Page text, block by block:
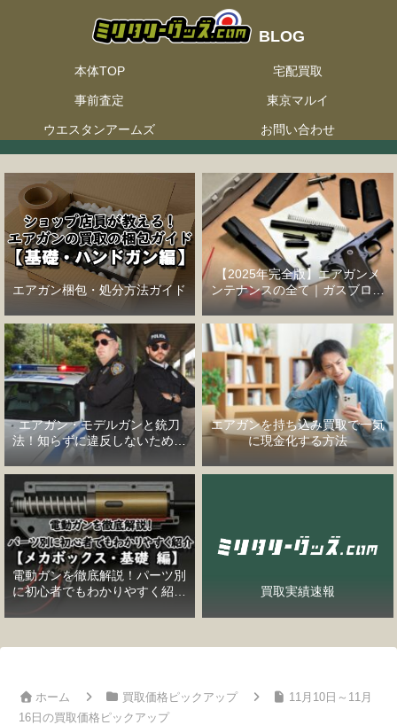
本体TOP 宅配買取
事前査定 東京マルイ
ウエスタンアームズ お問い合わせ
エアガン梱包・処分方法ガイド
【2025年完全版】エアガンメ
ンテナンスの全て｜ガスブロー
バックハンドガン編
エアガン・モデルガンと銃刀
法！知らずに違反しないための
完全ガイド
エアガンを持ち込み買取で一気
に現金化する方法
電動ガンを徹底解説！パーツ別
に初心者でもわかりやすく紹介
【メカボックス・基礎編】
買取実績速報
ホーム 買取価格ピックアップ
11月10日～11月
16日の買取価格ピックアップ